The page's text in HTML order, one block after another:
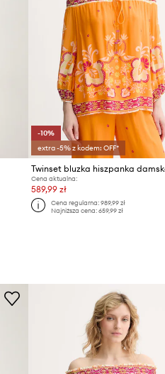
-10%
extra -5% z kodem: OFF*
Cena aktualna:
589,99 zł
Cena regularna: 989,99 zł
Najniższa cena: 659,99 zł